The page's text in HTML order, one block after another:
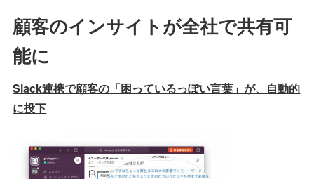
顧客のインサイトが全社で共有可
能に
Slack連携で顧客の「困っているっぽい言葉」が、自動的
に投下